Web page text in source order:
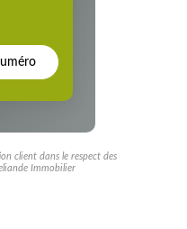
client dans le respect des
Immobilier